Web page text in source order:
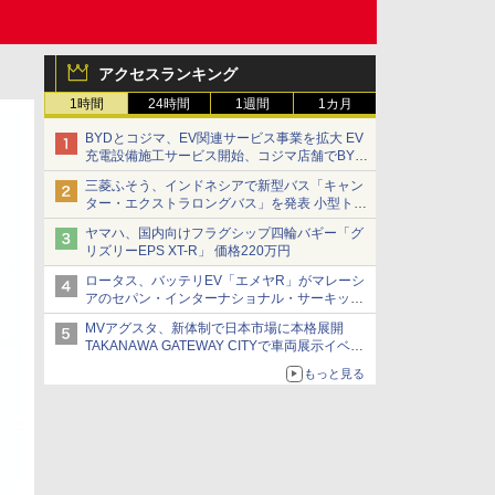
アクセスランキング
1時間 24時間 1週間 1カ月
BYDとコジマ、EV関連サービス事業を拡大 EV
充電設備施工サービス開始、コジマ店舗でBYD
車の展示・試乗イベントを強化
三菱ふそう、インドネシアで新型バス「キャン
ター・エクストラロングバス」を発表 小型トラ
ックベースの観光・旅客輸送向けバス
ヤマハ、国内向けフラグシップ四輪バギー「グ
リズリーEPS XT-R」 価格220万円
ロータス、バッテリEV「エメヤR」がマレーシ
アのセパン・インターナショナル・サーキット
のBEV最速タイムを樹立
MVアグスタ、新体制で日本市場に本格展開
TAKANAWA GATEWAY CITYで車両展示イベン
もっと見る